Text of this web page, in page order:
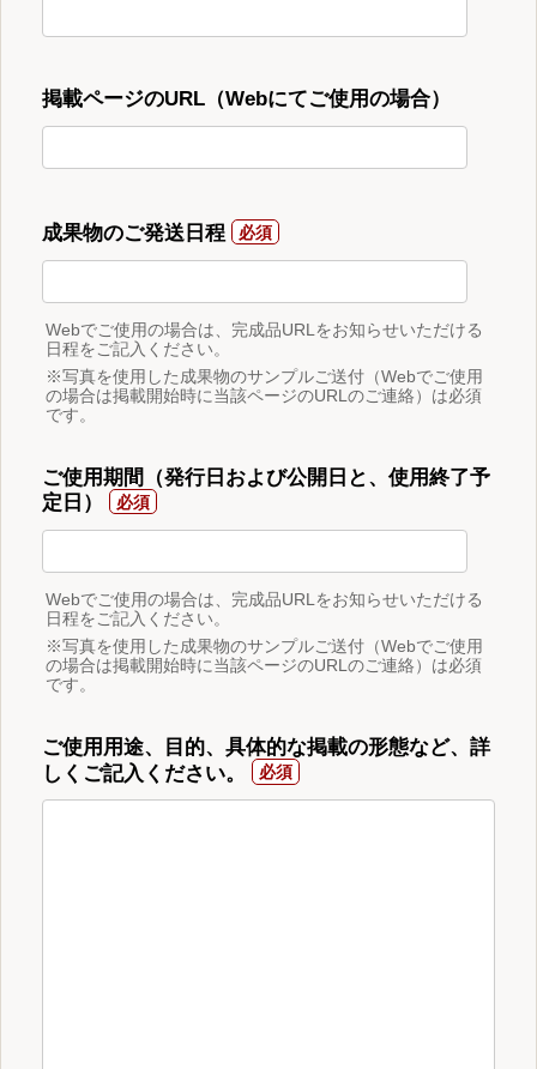
掲載ページのURL（Webにてご使用の場合）
成果物のご発送日程
Webでご使用の場合は、完成品URLをお知らせいただける
日程をご記入ください。
※写真を使用した成果物のサンプルご送付（Webでご使用
の場合は掲載開始時に当該ページのURLのご連絡）は必須
です。
ご使用期間（発行日および公開日と、使用終了予
定日）
Webでご使用の場合は、完成品URLをお知らせいただける
日程をご記入ください。
※写真を使用した成果物のサンプルご送付（Webでご使用
の場合は掲載開始時に当該ページのURLのご連絡）は必須
です。
ご使用用途、目的、具体的な掲載の形態など、詳
しくご記入ください。